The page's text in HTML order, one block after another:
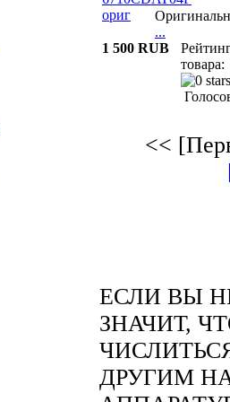
...
1 500 RUB
товара:
<<
ЕСЛИ ВЫ
ЗНАЧИТ,
ДРУГИМ